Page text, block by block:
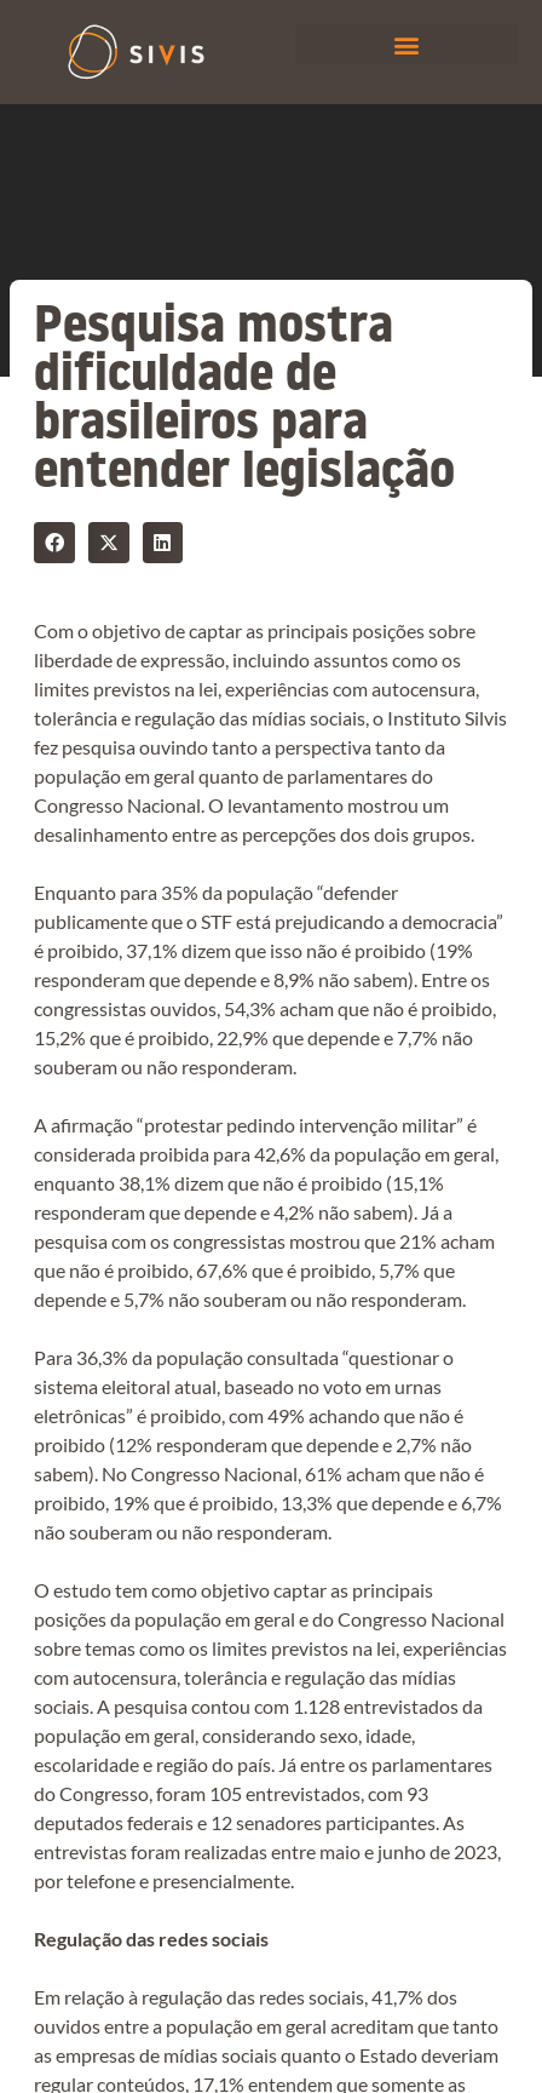
Pesquisa mostra
dificuldade de
brasileiros para
entender legislação
Com o objetivo de captar as principais posições sobre
liberdade de expressão, incluindo assuntos como os
limites previstos na lei, experiências com autocensura,
tolerância e regulação das mídias sociais, o Instituto Silvis
fez pesquisa ouvindo tanto a perspectiva tanto da
população em geral quanto de parlamentares do
Congresso Nacional. O levantamento mostrou um
desalinhamento entre as percepções dos dois grupos.
Enquanto para 35% da população “defender
publicamente que o STF está prejudicando a democracia”
é proibido, 37,1% dizem que isso não é proibido (19%
responderam que depende e 8,9% não sabem). Entre os
congressistas ouvidos, 54,3% acham que não é proibido,
15,2% que é proibido, 22,9% que depende e 7,7% não
souberam ou não responderam.
A afirmação “protestar pedindo intervenção militar” é
considerada proibida para 42,6% da população em geral,
enquanto 38,1% dizem que não é proibido (15,1%
responderam que depende e 4,2% não sabem). Já a
pesquisa com os congressistas mostrou que 21% acham
que não é proibido, 67,6% que é proibido, 5,7% que
depende e 5,7% não souberam ou não responderam.
Para 36,3% da população consultada “questionar o
sistema eleitoral atual, baseado no voto em urnas
eletrônicas” é proibido, com 49% achando que não é
proibido (12% responderam que depende e 2,7% não
sabem). No Congresso Nacional, 61% acham que não é
proibido, 19% que é proibido, 13,3% que depende e 6,7%
não souberam ou não responderam.
O estudo tem como objetivo captar as principais
posições da população em geral e do Congresso Nacional
sobre temas como os limites previstos na lei, experiências
com autocensura, tolerância e regulação das mídias
sociais. A pesquisa contou com 1.128 entrevistados da
população em geral, considerando sexo, idade,
escolaridade e região do país. Já entre os parlamentares
do Congresso, foram 105 entrevistados, com 93
deputados federais e 12 senadores participantes. As
entrevistas foram realizadas entre maio e junho de 2023,
por telefone e presencialmente.
Regulação das redes sociais
Em relação à regulação das redes sociais, 41,7% dos
ouvidos entre a população em geral acreditam que tanto
as empresas de mídias sociais quanto o Estado deveriam
regular conteúdos, 17,1% entendem que somente as